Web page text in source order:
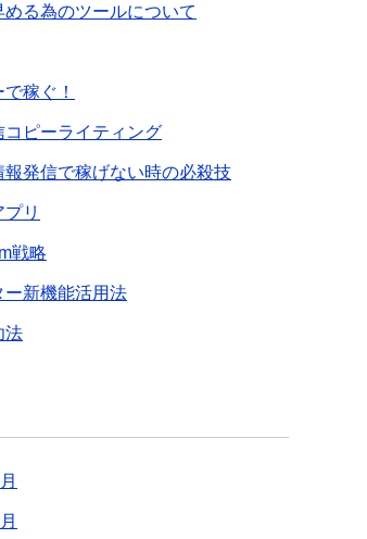
める為のツールについて
稼ぐ！
コピーライティング
報発信で稼げない時の必殺技
リ
戦略
ー新機能活用法
法